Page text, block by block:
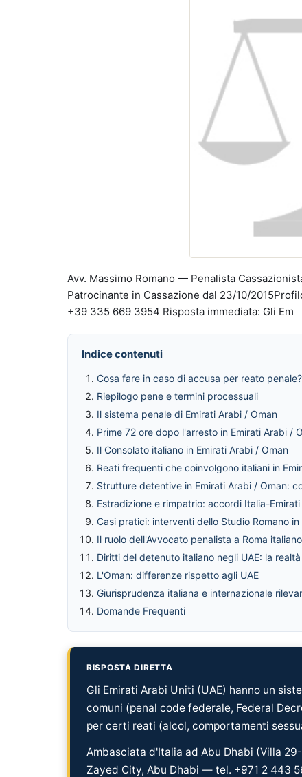
Avv. Massimo Romano — Penalista
Patrocinante in Cassazione dal 23/10/
+39 335 669 3954 Risposta immediata: Gli Em
Indice contenuti
Cosa fare in caso di accusa per reato penale?
Riepilogo pene e termini processuali
Il sistema penale di Emirati Arabi / Oman
Prime 72 ore dopo l'arresto in Emirati Arabi /
Il Consolato italiano in Emirati Arabi / Oman
Reati frequenti che coinvolgono italiani in
Strutture detentive in Emirati Arabi / Oman:
Estradizione e rimpatrio: accordi Italia-
Casi pratici: interventi dello Studio Romano
Il ruolo dell'Avvocato penalista a Roma italiano
Diritti del detenuto italiano negli UAE: la
L'Oman: differenze rispetto agli UAE
Giurisprudenza italiana e internazionale
Domande Frequenti
RISPOSTA DIRETTA
Gli Emirati Arabi Uniti (UAE) hanno un
comuni (penal code federale, Federal
per certi reati (alcol, comportamenti
Ambasciata d'Italia ad Abu Dhabi (Villa
Zayed City, Abu Dhabi — tel. +971 2 443